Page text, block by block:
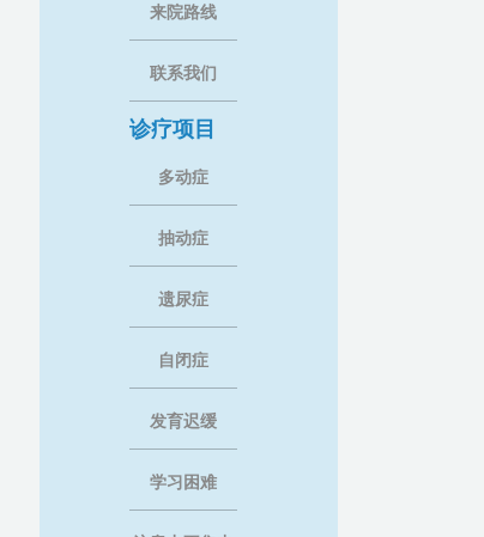
来院路线
联系我们
诊疗项目
多动症
抽动症
遗尿症
自闭症
发育迟缓
学习困难